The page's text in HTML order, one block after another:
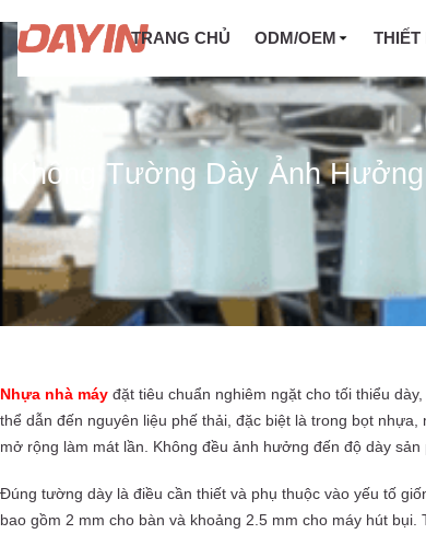
TRANG CHỦ ODM/OEM THIẾT
Không Tường Dày Ảnh
Nhựa nhà máy đặt tiêu chuẩn nghiêm ngặt cho tối thiểu
thể dẫn đến nguyên liệu phế thải, đặc biệt là trong bọt
mở rộng làm mát lần. Không đều ảnh hưởng đến độ dày
Đúng tường dày là điều cần thiết và phụ thuộc vào yếu tố
bao gồm 2 mm cho bàn và khoảng 2.5 mm cho máy hút